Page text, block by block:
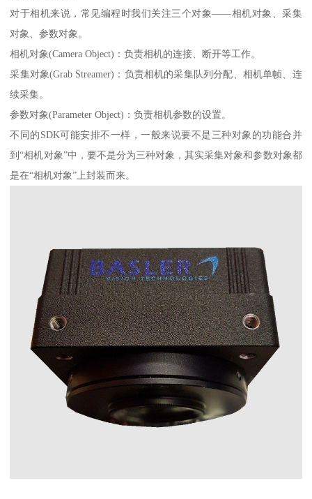
对于相机来说，常见编程时我们关注三个对象——相机对象、采集
对象、参数对象。
相机对象(Camera Object)：负责相机的连接、断开等工作。
采集对象(Grab Streamer)：负责相机的采集队列分配、相机单帧、连
续采集。
参数对象(Parameter Object)：负责相机参数的设置。
不同的SDK可能安排不一样，一般来说要不是三种对象的功能合并
到“相机对象”中，要不是分为三种对象，其实采集对象和参数对象都
是在“相机对象”上封装而来。